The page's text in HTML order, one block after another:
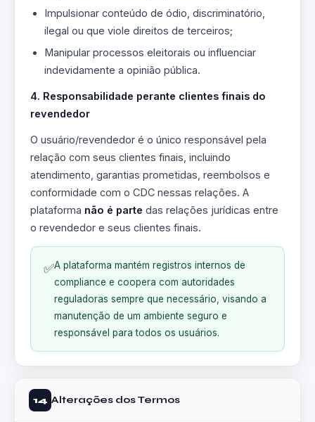
Impulsionar conteúdo de ódio, discriminatório,
ilegal ou que viole direitos de terceiros;
Manipular processos eleitorais ou influenciar
indevidamente a opinião pública.
4. Responsabilidade perante clientes finais do
revendedor
O usuário/revendedor é o único responsável pela
relação com seus clientes finais, incluindo
atendimento, garantias prometidas, reembolsos e
conformidade com o CDC nessas relações. A
plataforma não é parte das relações jurídicas entre
o revendedor e seus clientes finais.
✅A plataforma mantém registros internos de
compliance e coopera com autoridades
reguladoras sempre que necessário, visando a
manutenção de um ambiente seguro e
responsável para todos os usuários.
14 Alterações dos Termos